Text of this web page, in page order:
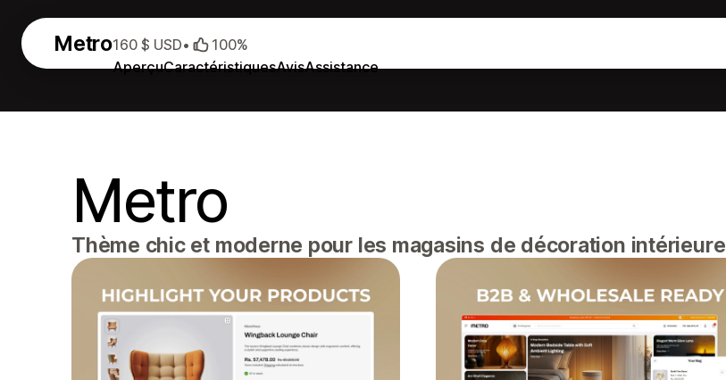
Metro
AperçuCaractéristiquesAvisAssistance
160 $ USD• 100%
Metro
Thème chic et moderne pour les magasins de décoration intérieure